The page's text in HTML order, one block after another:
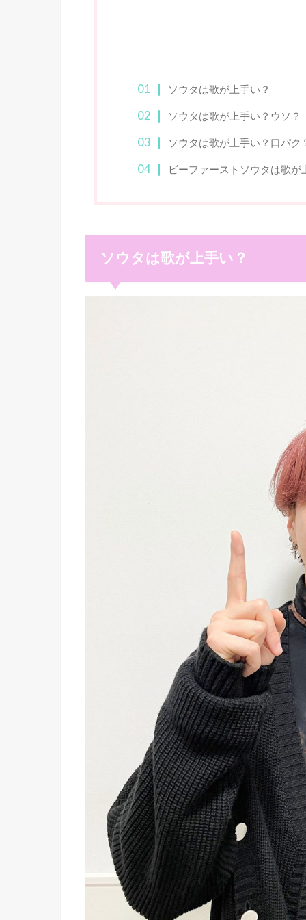
ソウタは歌が上手い？
ソウタは歌が上手い？ウソ？
ソウタは歌が上手い？口パク
ビーファーストソウタは歌
ソウタは歌が上手い？